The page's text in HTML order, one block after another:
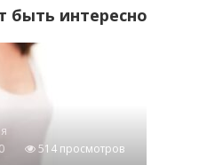
интересно
0
514 просмотров